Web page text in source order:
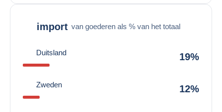
import van goederen als % van het totaal
Duitsland 19%
Zweden 12%